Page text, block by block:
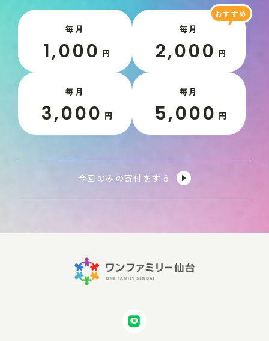
毎月
1,000 円
毎月
2,000 円
毎月
3,000 円
毎月
5,000 円
今回のみの寄付をする